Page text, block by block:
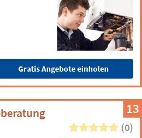
Gratis Angebote einholen
13
(0)